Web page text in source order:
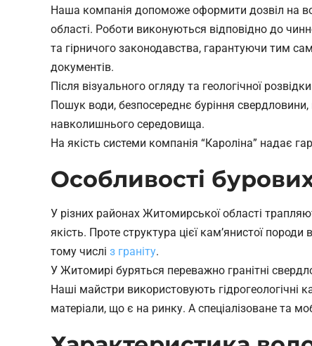
Наша компанія допоможе оформити дозвіл на
області. Роботи виконуються відповідно до
та гірничого законодавства, гарантуючи тим
документів.
Після візуального огляду та геологічної
Пошук води, безпосереднє буріння
навколишнього середовища.
На якість системи компанія “Кароліна” надає
Особливості
У різних районах Житомирської області
якість. Проте структура цієї кам’янистої
тому числі з граніту.
У Житомирі буряться переважно гранітні
Наші майстри використовують гідрогеологічні
матеріали, що є на ринку. А спеціалізоване та